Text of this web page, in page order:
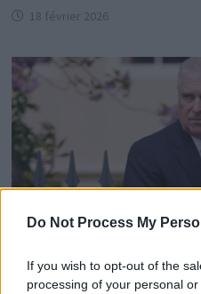
Do Not Process My
If you wish to opt-out of the
processing of your personal
18 février 2026